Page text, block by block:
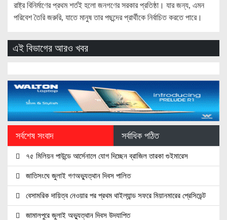
রাষ্ট্র বিনির্মাণের প্রথম শর্তই হলো জনগণের সরকার প্রতিষ্ঠা। যার জন্য, এমন
পরিবেশ তৈরি জরুরি, যাতে মানুষ তার পছন্দের প্রার্থীকে নির্বাচিত করতে পারে।
এই বিভাগের আরও খবর
সর্বশেষ সংবাদ সর্বাধিক পঠিত
৭৫ মিলিয়ন পাউন্ডে আর্সেনালে যোগ দিচ্ছেন ব্রাজিল তারকা গুইমারেস
জাতিসংঘে জুলাই গণঅভ্যুত্থান দিবস পালিত
বেসামরিক দায়িত্ব নেওয়ার পর প্রথম থাইল্যান্ড সফরে মিয়ানমারের প্রেসিডেন্ট
জামালপুরে জুলাই অভ্যুত্থান দিবস উদযাপিত